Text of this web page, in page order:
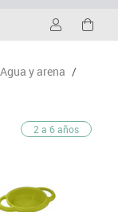
Agua y arena /
2 a 6 años